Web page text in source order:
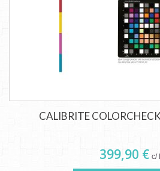
CALIBRITE
399,90 € c/